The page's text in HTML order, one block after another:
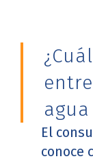
El
conoce